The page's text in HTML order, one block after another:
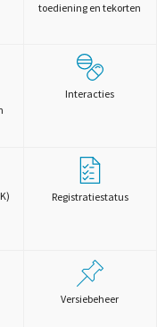
toediening en tekorten
Interacties
Registratiestatus
Versiebeheer